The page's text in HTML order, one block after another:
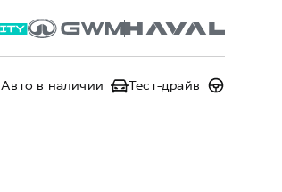
Авто в наличии Тест-драйв